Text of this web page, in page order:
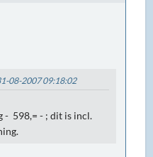
08-2007 09:18:02
 598,= - ; dit is incl.